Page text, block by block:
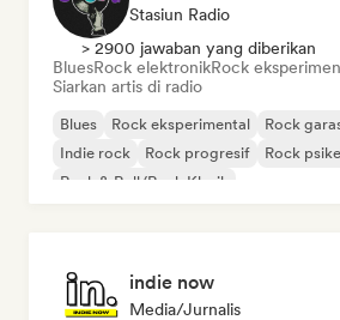
Stasiun Radio
> 2900 jawaban yang diberikan
BluesRock elektronikRock
Siarkan artis di radio
Blues Rock eksperimental Rock
Indie rock
Rock progresif
Rock
Rock & Roll/Rock Klasik
indie now
Media/Jurnalis